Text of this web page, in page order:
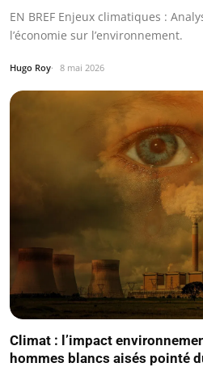
EN BREF Enjeux climatiques :
l’économie sur l’environnement.
Hugo Roy 8 mai 2026
Climat : l’impact
hommes blancs aisés pointé